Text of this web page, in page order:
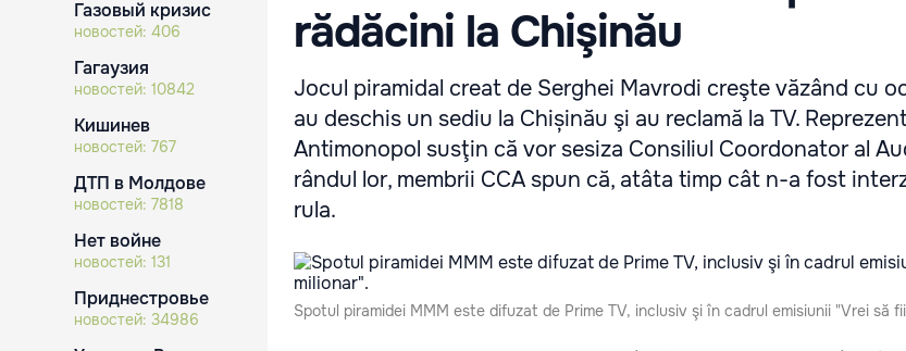
Газовый кризис
новостей: 406
Гагаузия
новостей: 10842
Кишинев
новостей: 767
ДТП в Молдове
новостей: 7818
Нет войне
новостей: 131
Приднестровье
новостей: 34986
rădăcini la Chişinău
Jocul piramidal creat de Serghei Mavrodi creşte văzând cu
au deschis un sediu la Chișinău şi au reclamă la TV.
Antimonopol susţin că vor sesiza Consiliul Coordonator al
rândul lor, membrii CCA spun că, atâta timp cât n-a fost
rula.
Spotul piramidei MMM este difuzat de Prime TV, inclusiv şi în cadrul emisiunii "Vrei să